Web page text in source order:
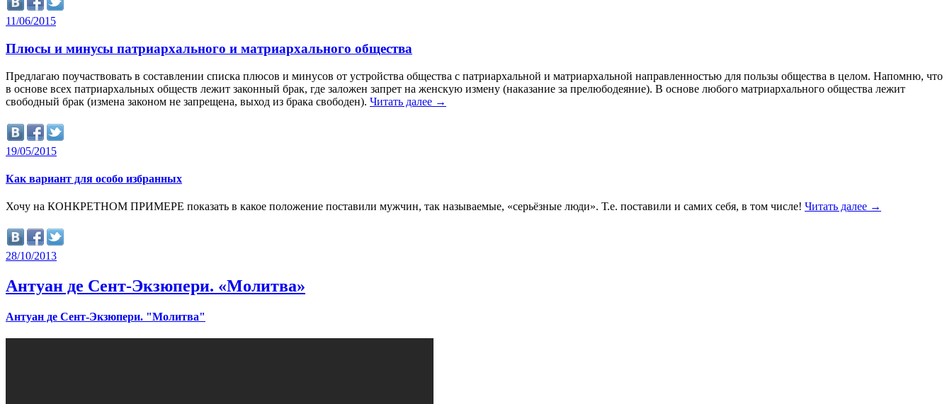
11/06/2015
Плюсы и минусы патриархального и матриархального общества
Предлагаю поучаствовать в составлении списка плюсов и минусов от устройства общества с патриархальной и матриархальной направленностью для пользы общества в целом. Напомню, что
в основе всех патриархальных обществ лежит законный брак, где заложен запрет на женскую измену (наказание за прелюбодеяние). В основе любого матриархального общества лежит
свободный брак (измена законом не запрещена, выход из брака свободен). Читать далее →
19/05/2015
Как вариант для особо избранных
Хочу на КОНКРЕТНОМ ПРИМЕРЕ показать в какое положение поставили мужчин, так называемые, «серьёзные люди». Т.е. поставили и самих себя, в том числе! Читать далее →
28/10/2013
Антуан де Сент-Экзюпери. «Молитва»
Антуан де Сент-Экзюпери. "Молитва"